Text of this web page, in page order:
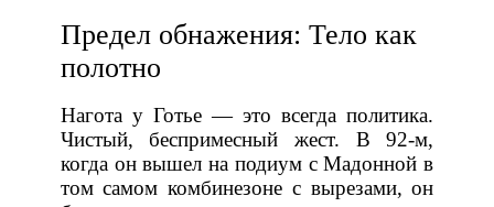
Предел обнажения: Тело как
полотно
Нагота у Готье — это всегда политика.
Чистый, беспримесный жест. В 92-м,
когда он вышел на подиум с Мадонной в
том самом комбинезоне с вырезами, он